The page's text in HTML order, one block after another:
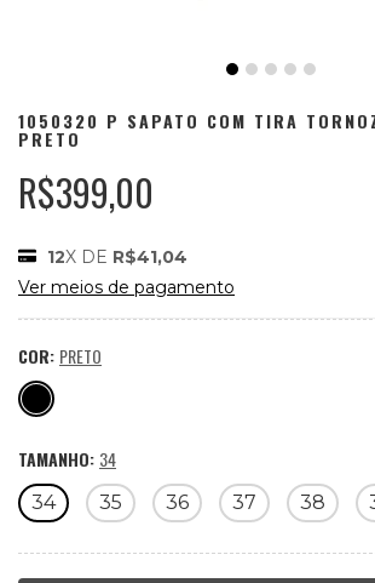
1050320 P SAPATO COM TIRA
PRETO
R$399,00
12X DE R$41,04
Ver meios de pagamento
COR: PRETO
TAMANHO: 34
34 35 36 37 38